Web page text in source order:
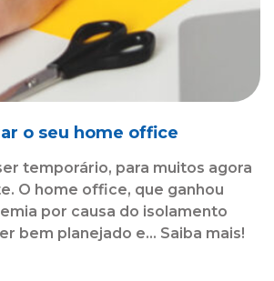
o seu home office
temporário, para muitos agora
O home office, que ganhou
por causa do isolamento
bem planejado e... Saiba mais!